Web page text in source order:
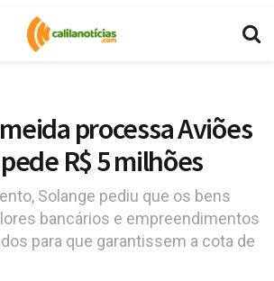
processa Aviões
R$ 5 milhões
Solange pediu que os bens
bancários e empreendimentos
para que garantissem a cota de